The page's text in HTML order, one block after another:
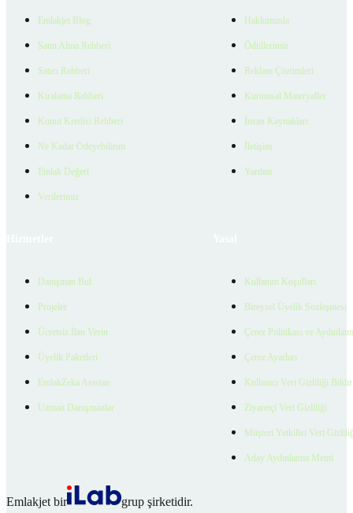
Emlakjet Blog
Satın Alma Rehberi
Satıcı Rehberi
Kiralama Rehberi
Konut Kredisi Rehberi
Ne Kadar Ödeyebilirim
Emlak Değeri
Verilerimiz
Hakkımızda
Ödüllerimiz
Reklam Çözümleri
Kurumsal Materyaller
İnsan Kaynakları
İletişim
Yardım
Danışman Bul
Projeler
Ücretsiz İlan Verin
Üyelik Paketleri
EmlakZeka Asistan
Uzman Danışmanlar
Kullanım Koşulları
Bireysel Üyelik Sözleşmesi
Çerez Politikası ve
Çerez Ayarları
Kullanıcı Veri Gizliliği
Ziyaretçi Veri Gizliliği
Müşteri Yetkilisi Veri
Aday Aydınlatma Metni
Emlakjet bir
grup şirketidir.